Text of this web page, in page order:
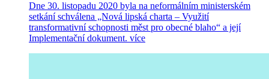
Dne 30. listopadu 2020 byla na neformálním ministerském
setkání schválena „Nová lipská charta – Využití
transformativní schopnosti měst pro obecné blaho“ a její
Implementační dokument. více